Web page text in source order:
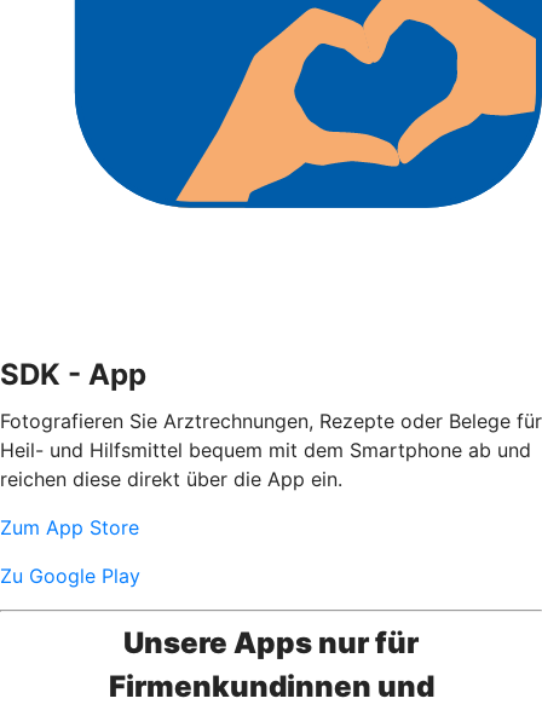
SDK - App
Fotografieren Sie Arztrechnungen, Rezepte oder Belege für
Heil- und Hilfsmittel bequem mit dem Smartphone ab und
reichen diese direkt über die App ein.
Zum App Store
Zu Google Play
Unsere Apps nur für
Firmenkundinnen und